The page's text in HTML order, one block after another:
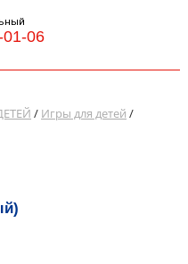
06
/ Игры для детей /